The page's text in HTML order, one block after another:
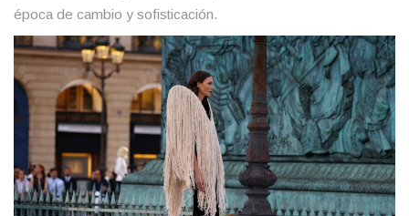
época de cambio y sofisticación.